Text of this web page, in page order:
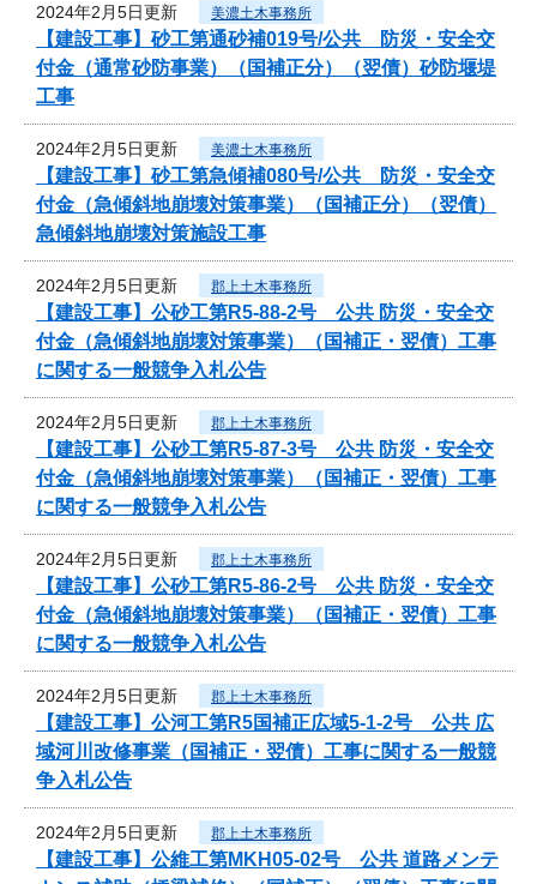
2024年2月5日更新 美濃土木事務所
【建設工事】砂工第通砂補019号/公共 防災・安全交
付金（通常砂防事業）（国補正分）（翌債）砂防堰堤
工事
2024年2月5日更新 美濃土木事務所
【建設工事】砂工第急傾補080号/公共 防災・安全交
付金（急傾斜地崩壊対策事業）（国補正分）（翌債）
急傾斜地崩壊対策施設工事
2024年2月5日更新 郡上土木事務所
【建設工事】公砂工第R5-88-2号 公共 防災・安全交
付金（急傾斜地崩壊対策事業）（国補正・翌債）工事
に関する一般競争入札公告
2024年2月5日更新 郡上土木事務所
【建設工事】公砂工第R5-87-3号 公共 防災・安全交
付金（急傾斜地崩壊対策事業）（国補正・翌債）工事
に関する一般競争入札公告
2024年2月5日更新 郡上土木事務所
【建設工事】公砂工第R5-86-2号 公共 防災・安全交
付金（急傾斜地崩壊対策事業）（国補正・翌債）工事
に関する一般競争入札公告
2024年2月5日更新 郡上土木事務所
【建設工事】公河工第R5国補正広域5-1-2号 公共 広
域河川改修事業（国補正・翌債）工事に関する一般競
争入札公告
2024年2月5日更新 郡上土木事務所
【建設工事】公維工第MKH05-02号 公共 道路メンテ